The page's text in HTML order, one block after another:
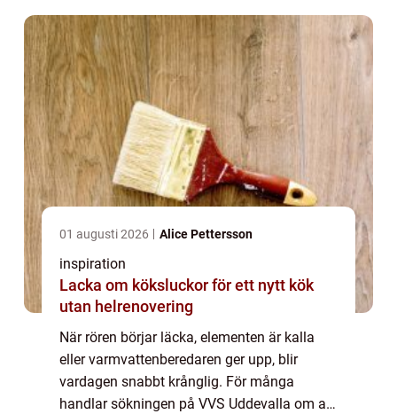
lån...
01 augusti 2026 Alice Pettersson
inspiration
Lacka om köksluckor för ett nytt kök
utan helrenovering
När rören börjar läcka, elementen är kalla
eller varmvattenberedaren ger upp, blir
vardagen snabbt krånglig. För många
handlar sökningen på VVS Uddevalla om att